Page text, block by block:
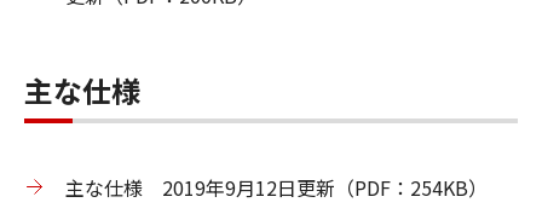
主な仕様
主な仕様 2019年9月12日更新（PDF：254KB）